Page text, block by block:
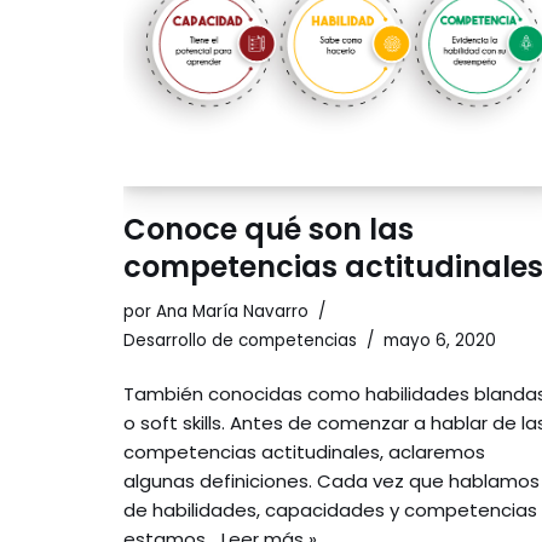
Conoce qué son las
competencias actitudinales
por Ana María Navarro
Desarrollo de competencias
mayo 6, 2020
También conocidas como habilidades
o soft skills. Antes de comenzar a hablar de
competencias actitudinales, aclaremos
algunas definiciones. Cada vez que hablamos
de habilidades, capacidades y competencias